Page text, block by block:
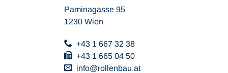
Paminagasse 95
1230 Wien
+43 1 667 32 38
+43 1 665 04 50
info
rollenbau at